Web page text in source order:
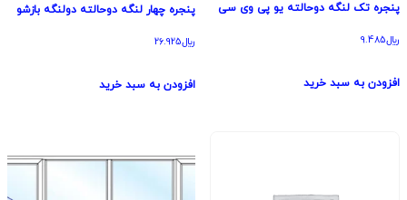
پنجره تک لنگه دوحالته یو پی وی سی
﷼9.485
افزودن به سبد خرید
پنجره چهار لنگه دوحالته دولنگه بازشو
﷼26.925
افزودن به سبد خرید